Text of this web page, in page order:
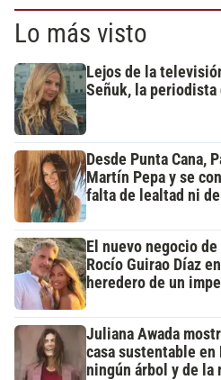
Lo más visto
Lejos de la
Señuk, la periodista
Desde Punta Cana,
Martín Pepa y se
falta de lealtad ni
El nuevo negocio
Rocío Guirao Díaz
heredero de un
Juliana Awada
casa sustentable
ningún árbol y de la